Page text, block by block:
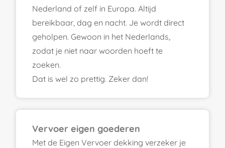
Nederland of zelf in Europa. Altijd
bereikbaar, dag en nacht. Je wordt direct
geholpen. Gewoon in het Nederlands,
zodat je niet naar woorden hoeft te
zoeken.
Dat is wel zo prettig. Zeker dan!
Vervoer eigen goederen
Met de Eigen Vervoer dekking verzeker je